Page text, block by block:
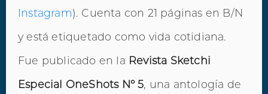
Instagram). Cuenta con 21 páginas en B/N
y está etiquetado como vida cotidiana.
Fue publicado en la Revista Sketchi
Especial OneShots Nº 5, una antología de